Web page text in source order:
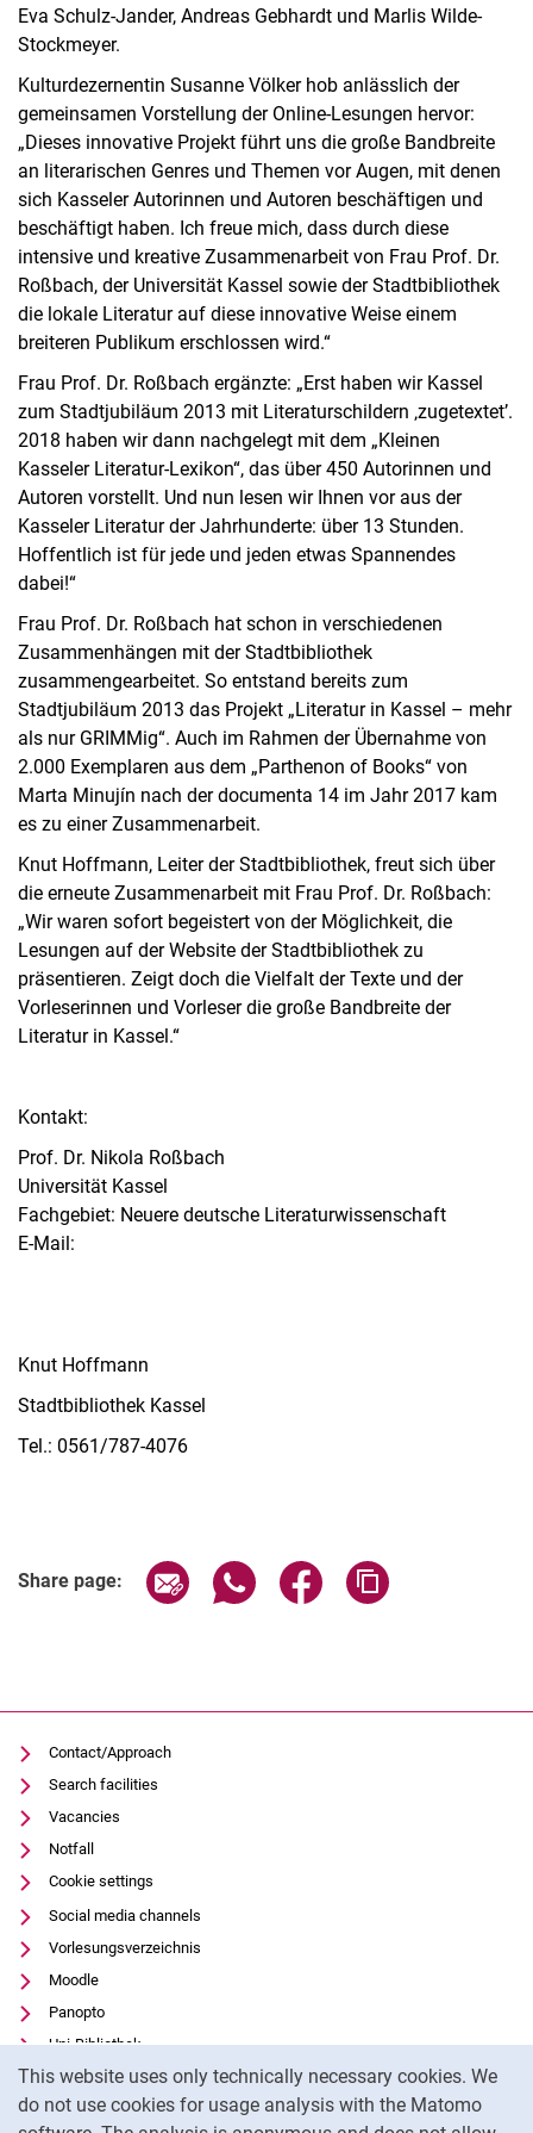
This website uses only technically necessary cookies. We
do not use cookies for usage analysis with the Matomo
Eva Schulz-Jander, Andreas Gebhardt und Marlis Wilde-
Stockmeyer.
Kulturdezernentin Susanne Völker hob anlässlich der
gemeinsamen Vorstellung der Online-Lesungen hervor:
„Dieses innovative Projekt führt uns die große Bandbreite
an literarischen Genres und Themen vor Augen, mit denen
sich Kasseler Autorinnen und Autoren beschäftigen und
beschäftigt haben. Ich freue mich, dass durch diese
intensive und kreative Zusammenarbeit von Frau Prof. Dr.
Roßbach, der Universität Kassel sowie der Stadtbibliothek
die lokale Literatur auf diese innovative Weise einem
breiteren Publikum erschlossen wird.“
Frau Prof. Dr. Roßbach ergänzte: „Erst haben wir Kassel
zum Stadtjubiläum 2013 mit Literaturschildern ‚zugetextet’.
2018 haben wir dann nachgelegt mit dem „Kleinen
Kasseler Literatur-Lexikon“, das über 450 Autorinnen und
Autoren vorstellt. Und nun lesen wir Ihnen vor aus der
Kasseler Literatur der Jahrhunderte: über 13 Stunden.
Hoffentlich ist für jede und jeden etwas Spannendes
dabei!“
Frau Prof. Dr. Roßbach hat schon in verschiedenen
Zusammenhängen mit der Stadtbibliothek
zusammengearbeitet. So entstand bereits zum
Stadtjubiläum 2013 das Projekt „Literatur in Kassel – mehr
als nur GRIMMig“. Auch im Rahmen der Übernahme von
2.000 Exemplaren aus dem „Parthenon of Books“ von
Marta Minujín nach der documenta 14 im Jahr 2017 kam
es zu einer Zusammenarbeit.
Knut Hoffmann, Leiter der Stadtbibliothek, freut sich über
die erneute Zusammenarbeit mit Frau Prof. Dr. Roßbach:
„Wir waren sofort begeistert von der Möglichkeit, die
Lesungen auf der Website der Stadtbibliothek zu
präsentieren. Zeigt doch die Vielfalt der Texte und der
Vorleserinnen und Vorleser die große Bandbreite der
Literatur in Kassel.“
Kontakt:
Prof. Dr. Nikola Roßbach
Universität Kassel
Fachgebiet: Neuere deutsche Literaturwissenschaft
E-Mail:
Knut Hoffmann
Stadtbibliothek Kassel
Tel.: 0561/787-4076
Share page: Share page via email
Share page via WhatsApp
Share page via
Contact/Approach
Search facilities
Vacancies
Notfall
Cookie settings
Social media channels
Vorlesungsverzeichnis
Moodle
Panopto
Uni-Bibliothek
Data privacy
Accessibility